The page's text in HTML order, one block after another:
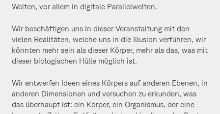
Welten, vor allem in digitale Parallelwelten.
Wir beschäftigen uns in dieser Veranstaltung mit den
vielen Realitäten, welche uns in die Illusion verführen, wir
könnten mehr sein als dieser Körper, mehr als das, was mit
dieser biologischen Hülle möglich ist.
Wir entwerfen Ideen eines Körpers auf anderen Ebenen, in
anderen Dimensionen und versuchen zu erkunden, was
das überhaupt ist: ein Körper, ein Organismus, der eine